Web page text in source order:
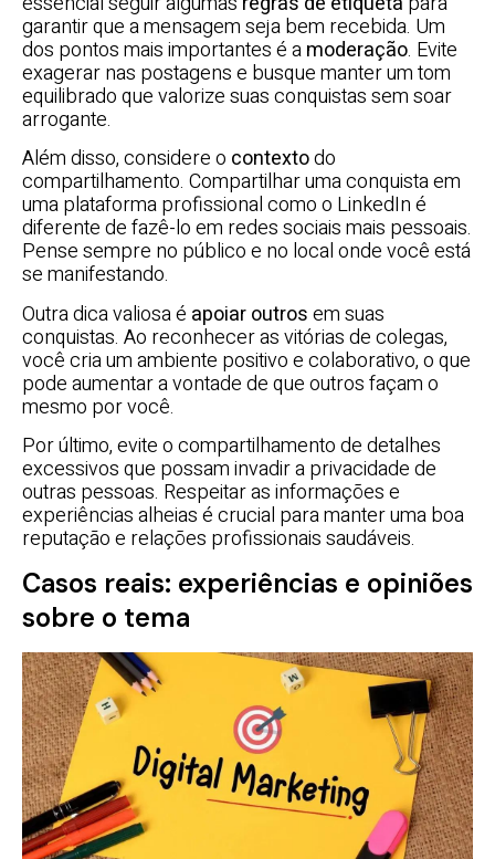
garantir que a mensagem seja bem recebida. Um
dos pontos mais importantes é amoderação. Evite
exagerar nas postagens e busque manter um tom
equilibrado que valorize suas conquistas sem soar
arrogante.
Além disso, considere o contextodo
compartilhamento. Compartilhar uma conquista em
uma plataforma profissional como o LinkedIn é
diferente de fazê-lo em redes sociais mais pessoais.
Pense sempre no público e no local onde você está
se manifestando.
Outra dica valiosa é apoiar outrosem suas
conquistas. Ao reconhecer as vitórias de colegas,
você cria um ambiente positivo e colaborativo, o que
pode aumentar a vontade de que outros façam o
mesmo por você.
Por último, evite o compartilhamento de detalhes
excessivos que possam invadir a privacidade de
outras pessoas. Respeitar as informações e
experiências alheias é crucial para manter uma boa
reputação e relações profissionais saudáveis.
Casos reais: experiências e opiniões
sobre o tema